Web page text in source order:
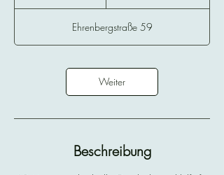
d
Ehrenbergstraße 59
Weiter
Beschreibung